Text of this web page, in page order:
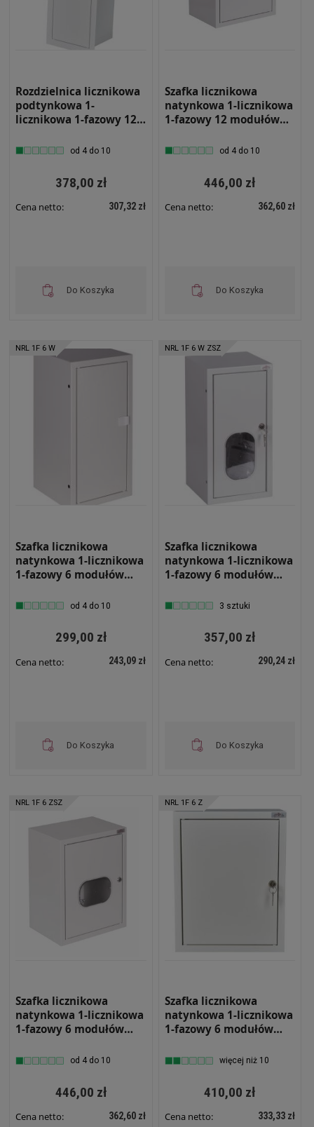
Rozdzielnica licznikowa
podtynkowa 1-
licznikowa 1-fazowy 12
180x540x180 Biała z RL
od 4 do 10
378,00 zł
Cena netto: 307,32 zł
Do Koszyka
Szafka licznikowa
natynkowa 1-licznikowa
1-fazowy 12 modułów
z szybą i zamkiem NRL
od 4 do 10
446,00 zł
Cena netto: 362,60 zł
Do Koszyka
NRL 1F 6 W
Szafka licznikowa
natynkowa 1-licznikowa
1-fazowy 6 modułów
na zatrzask NRL 1F 6 W
od 4 do 10
299,00 zł
Cena netto: 243,09 zł
Do Koszyka
NRL 1F 6 W ZSZ
Szafka licznikowa
natynkowa 1-licznikowa
1-fazowy 6 modułów
z zamkiem i szybą NRL
3 sztuki
357,00 zł
Cena netto: 290,24 zł
Do Koszyka
NRL 1F 6 ZSZ
Szafka licznikowa
natynkowa 1-licznikowa
1-fazowy 6 modułów
z zamkiem i szybą NRL
od 4 do 10
446,00 zł
Cena netto: 362,60 zł
NRL 1F 6 Z
Szafka licznikowa
natynkowa 1-licznikowa
1-fazowy 6 modułów
z zamkiem NRL 1F 6 Z
więcej niż 10
410,00 zł
Cena netto: 333,33 zł